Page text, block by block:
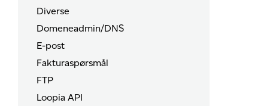
Diverse
Domeneadmin/DNS
E-post
Fakturaspørsmål
FTP
Loopia API